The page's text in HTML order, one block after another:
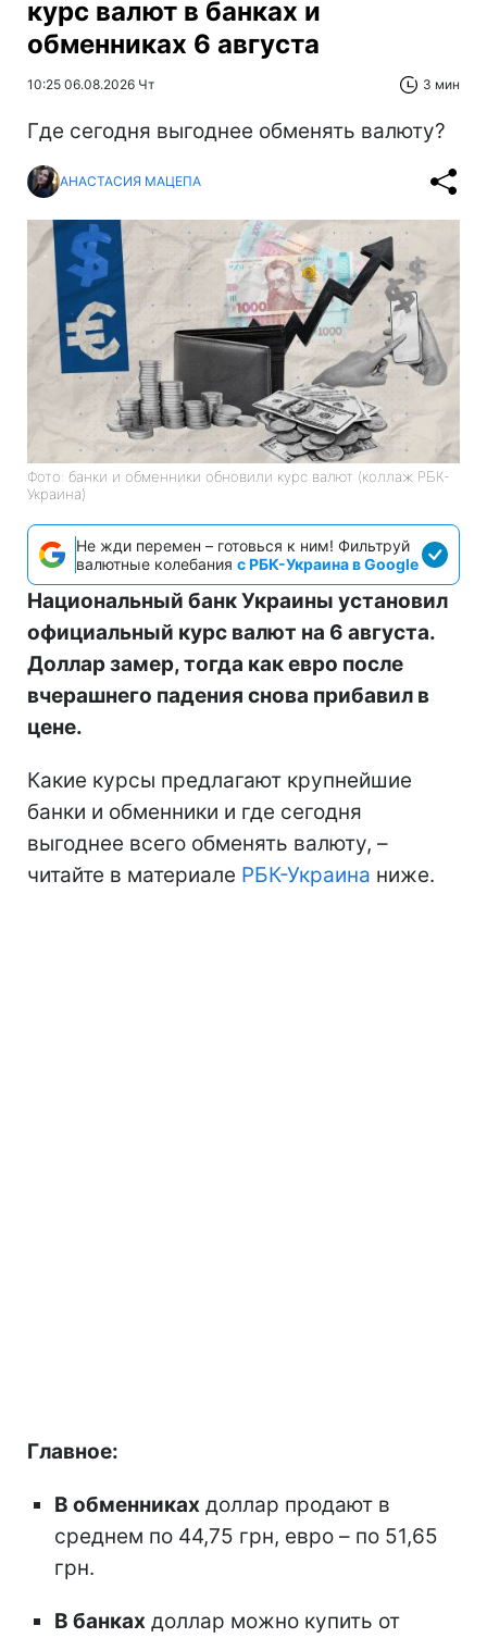
курс валют в банках и
обменниках 6 августа
10:25 06.08.2026 Чт 3 мин
Где сегодня выгоднее обменять валюту?
АНАСТАСИЯ МАЦЕПА
Фото: банки и обменники обновили курс валют (коллаж РБК-
Украина)
Не жди перемен – готовься к ним! Фильтруй
валютные колебания с РБК-Украина в Google
Национальный банк Украины установил
официальный курс валют на 6 августа.
Доллар замер, тогда как евро после
вчерашнего падения снова прибавил в
цене.
Какие курсы предлагают крупнейшие
банки и обменники и где сегодня
выгоднее всего обменять валюту, –
читайте в материале РБК-Украина ниже.
Главное:
В обменниках доллар продают в
среднем по 44,75 грн, евро – по 51,65
грн.
В банках доллар можно купить от